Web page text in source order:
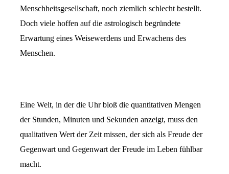
Menschheitsgesellschaft, noch ziemlich schlecht bestellt.
Doch viele hoffen auf die astrologisch begründete
Erwartung eines Weisewerdens und Erwachens des
Menschen.
Eine Welt, in der die Uhr bloß die quantitativen Mengen
der Stunden, Minuten und Sekunden anzeigt, muss den
qualitativen Wert der Zeit missen, der sich als Freude der
Gegenwart und Gegenwart der Freude im Leben fühlbar
macht.